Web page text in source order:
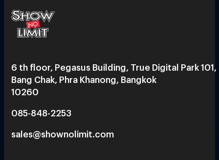
6 th floor, Pegasus Building, True Digital Park 101,
Bang Chak, Phra Khanong, Bangkok
10260
085-848-2253
sales@shownolimit.com